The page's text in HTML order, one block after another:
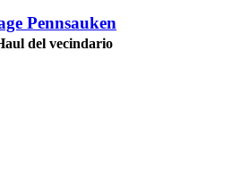
Pennsauken
del vecindario